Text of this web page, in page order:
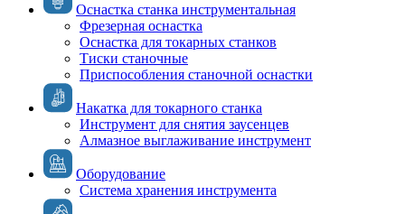
Оснастка станка инструментальная
Фрезерная оснастка
Оснастка для токарных станков
Тиски станочные
Приспособления станочной оснастки
Накатка для токарного станка
Инструмент для снятия заусенцев
Алмазное выглаживание инструмент
Оборудование
Система хранения инструмента